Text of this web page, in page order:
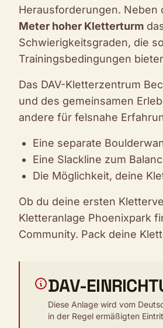
Herausforderungen. Neben
Meter hoher Kletterturm
Schwierigkeitsgraden, die
Trainingsbedingungen
Das DAV-Kletterzentrum
und des gemeinsamen
andere für felsnahe
Eine separate
Eine Slackline zum
Die Möglichkeit, deine
Ob du deine ersten
Kletteranlage Phoenixpark
Community. Pack deine
DAV-
Diese Anlage wird vom
in der Regel ermäßigten